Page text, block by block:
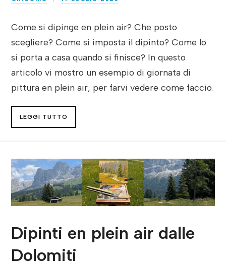
Come si dipinge en plein air? Che posto
scegliere? Come si imposta il dipinto? Come lo
si porta a casa quando si finisce? In questo
articolo vi mostro un esempio di giornata di
pittura en plein air, per farvi vedere come faccio.
LEGGI TUTTO
Dipinti en plein air dalle
Dolomiti